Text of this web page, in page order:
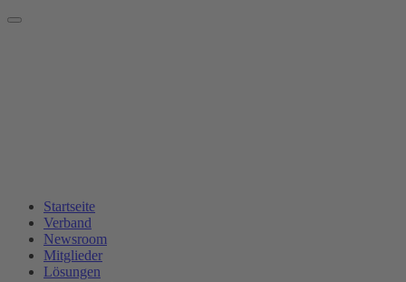
Startseite
Verband
Newsroom
Mitglieder
Lösungen